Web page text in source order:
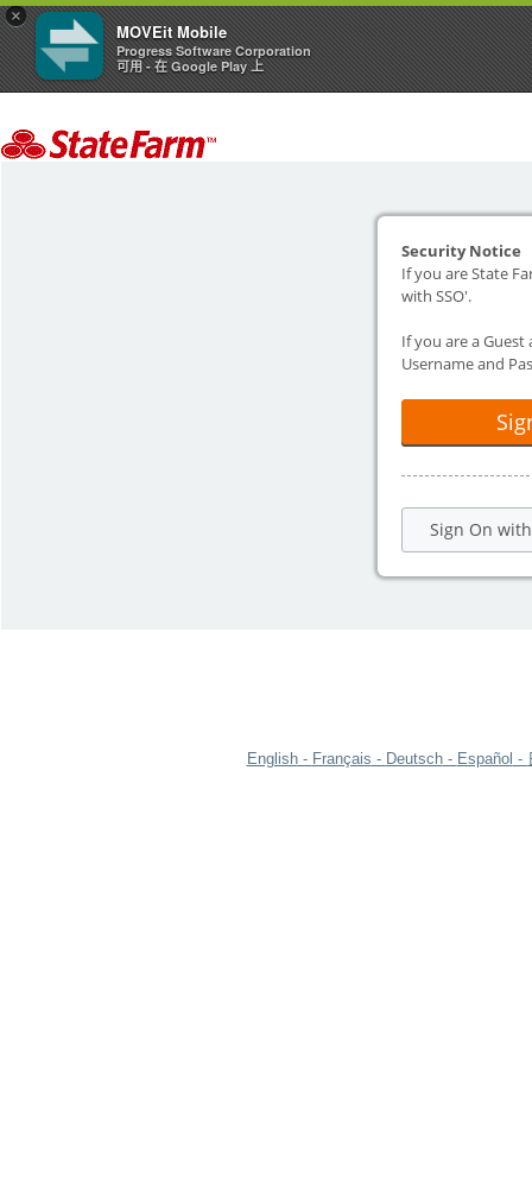
×
MOVEit Mobile
Progress Software Corporation
可用 - 在 Google Play 上
Security Notice
If you are State
with SSO'.
If you are a Guest
Username and
Sign On
English Français Deutsch Español